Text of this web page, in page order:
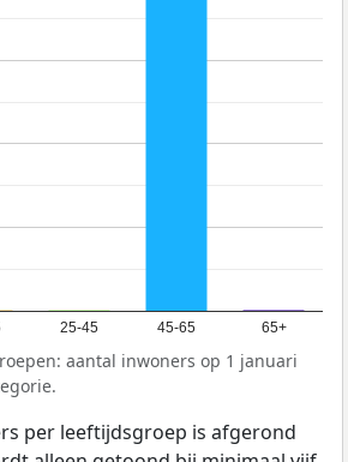
25-45 45-65 65+
aantal inwoners op 1 januari
per leeftijdsgroep is afgerond